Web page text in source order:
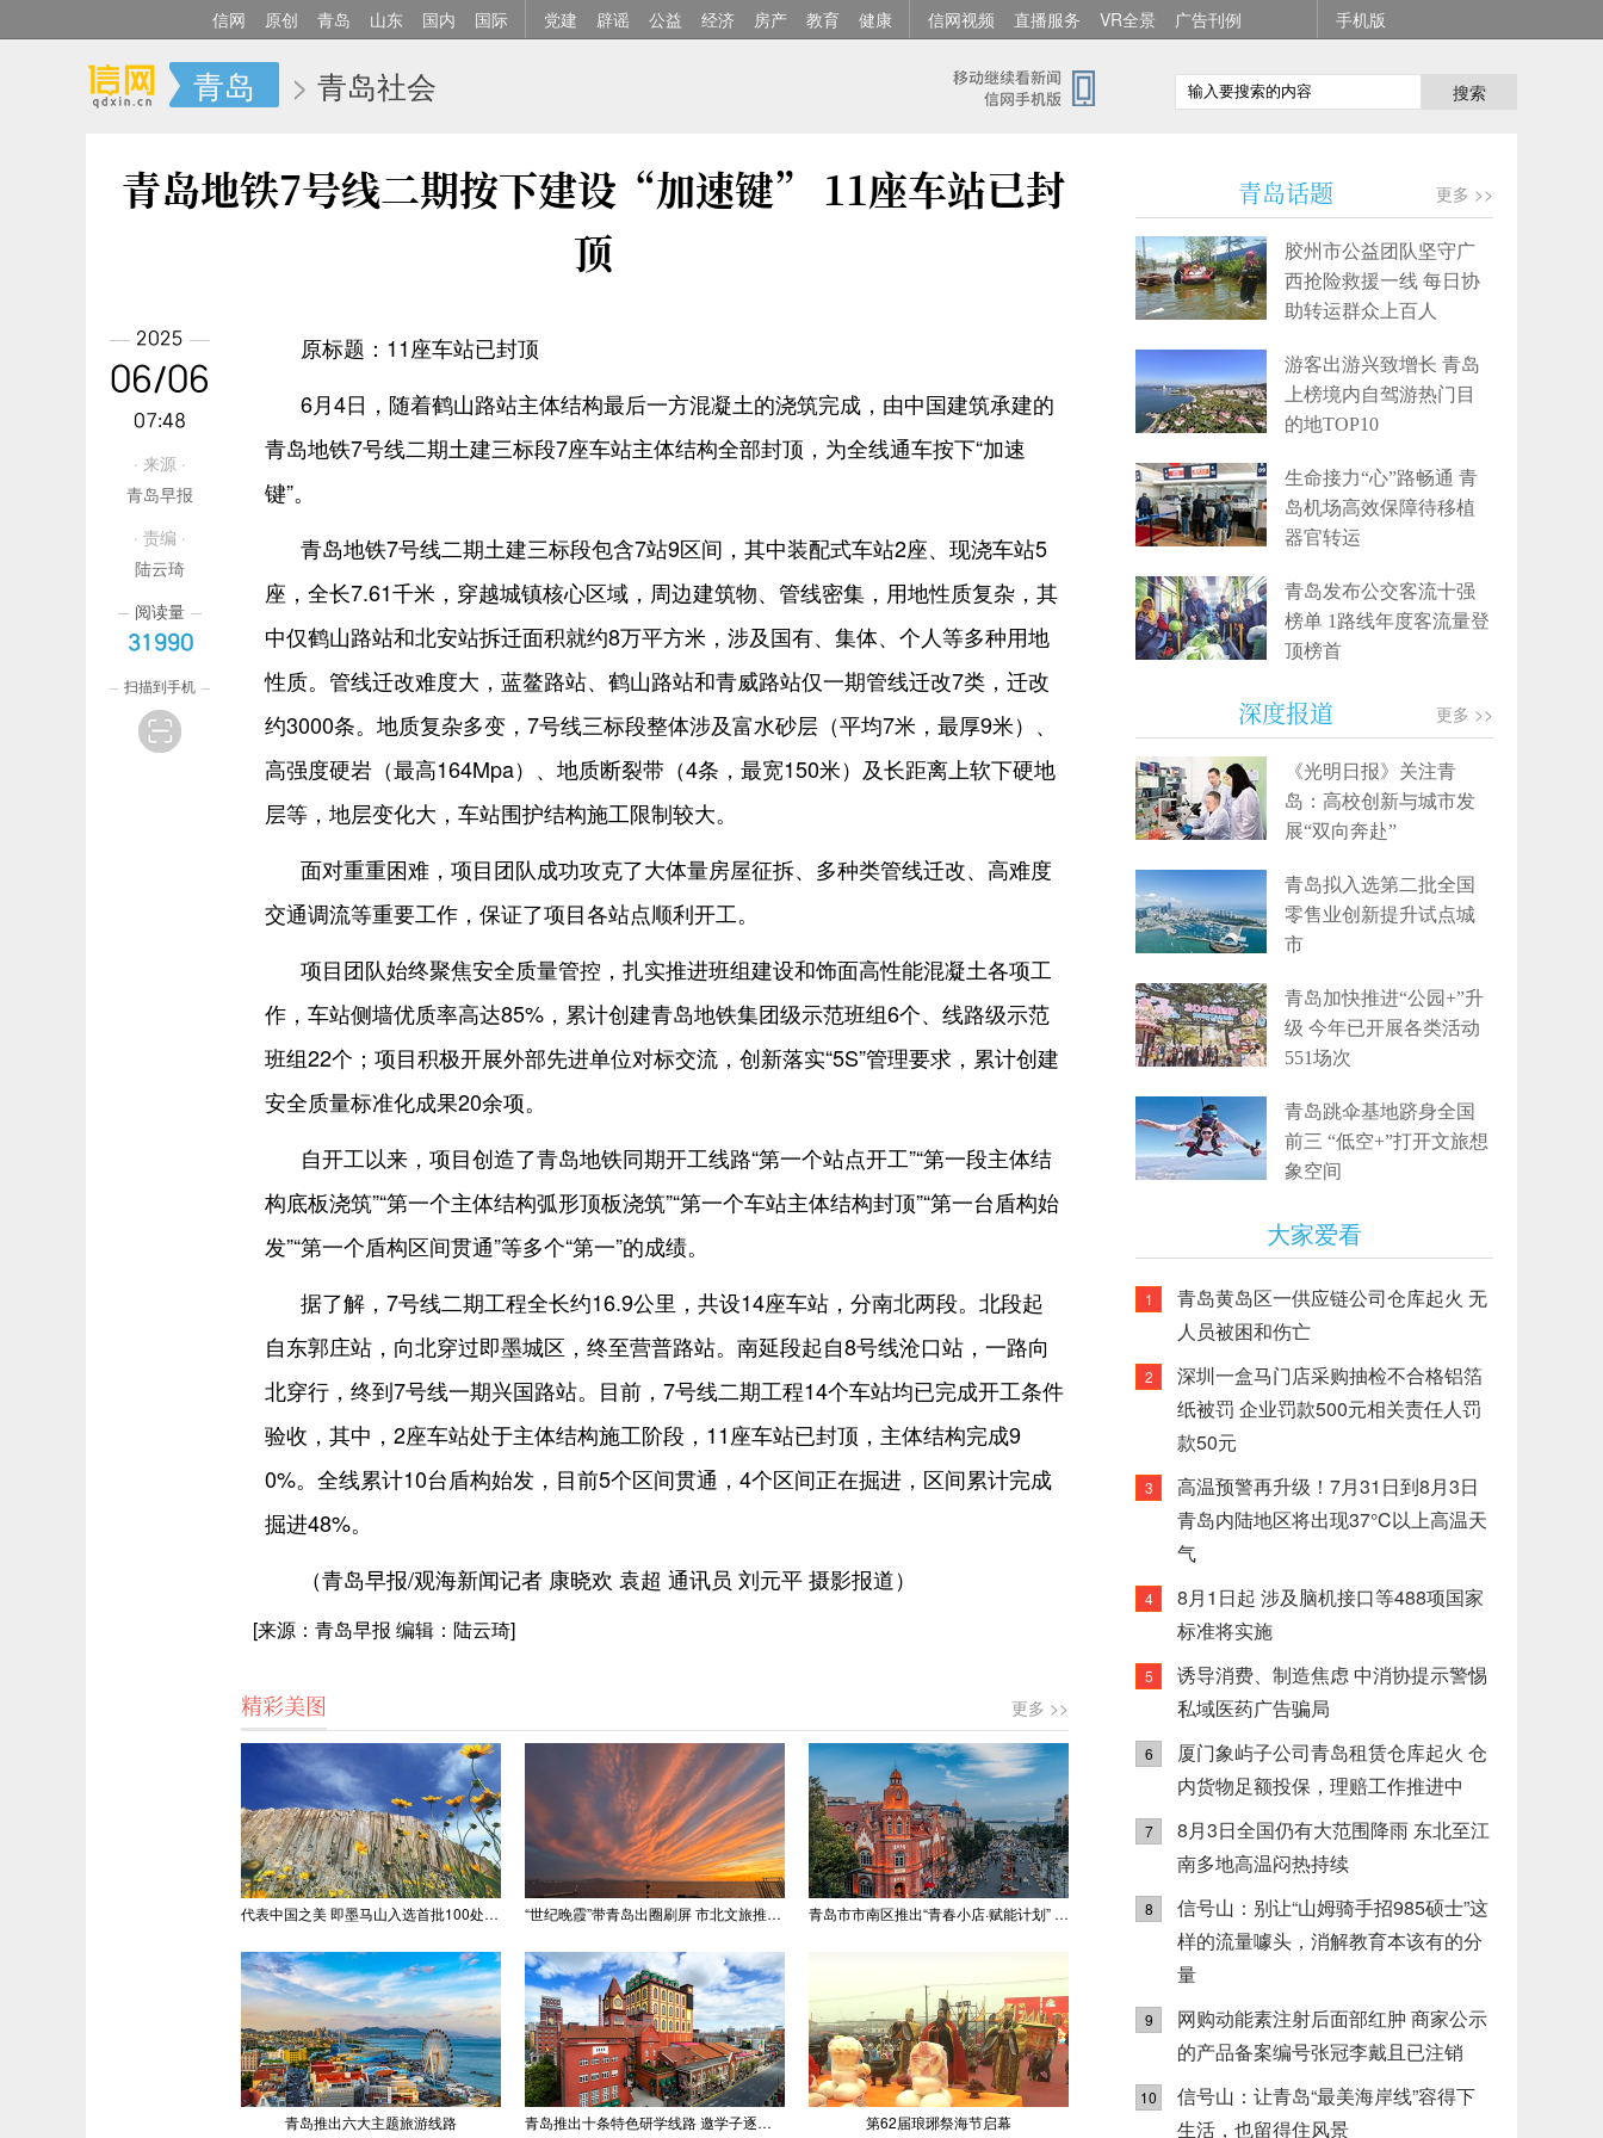
信网 原创 青岛 山东 国内 国际 党建 辟谣 公益 经济 房产 教育 健康 信网视频 直播服务 VR全景 广告刊例 手机版
青岛 > 青岛社会 搜索
青岛地铁7号线二期按下建设“加速键” 11座车站已封
顶
原标题：11座车站已封顶
6月4日，随着鹤山路站主体结构最后一方混凝土的浇筑完成，由中国建筑承建的
青岛地铁7号线二期土建三标段7座车站主体结构全部封顶，为全线通车按下“加速
键”。
青岛地铁7号线二期土建三标段包含7站9区间，其中装配式车站2座、现浇车站5
座，全长7.61千米，穿越城镇核心区域，周边建筑物、管线密集，用地性质复杂，其
中仅鹤山路站和北安站拆迁面积就约8万平方米，涉及国有、集体、个人等多种用地
性质。管线迁改难度大，蓝鳌路站、鹤山路站和青威路站仅一期管线迁改7类，迁改
约3000条。地质复杂多变，7号线三标段整体涉及富水砂层（平均7米，最厚9米）、
高强度硬岩（最高164Mpa）、地质断裂带（4条，最宽150米）及长距离上软下硬地
层等，地层变化大，车站围护结构施工限制较大。
面对重重困难，项目团队成功攻克了大体量房屋征拆、多种类管线迁改、高难度
交通调流等重要工作，保证了项目各站点顺利开工。
项目团队始终聚焦安全质量管控，扎实推进班组建设和饰面高性能混凝土各项工
作，车站侧墙优质率高达85%，累计创建青岛地铁集团级示范班组6个、线路级示范
班组22个；项目积极开展外部先进单位对标交流，创新落实“5S”管理要求，累计创建
安全质量标准化成果20余项。
自开工以来，项目创造了青岛地铁同期开工线路“第一个站点开工”“第一段主体结
构底板浇筑”“第一个主体结构弧形顶板浇筑”“第一个车站主体结构封顶”“第一台盾构始
发”“第一个盾构区间贯通”等多个“第一”的成绩。
据了解，7号线二期工程全长约16.9公里，共设14座车站，分南北两段。北段起
自东郭庄站，向北穿过即墨城区，终至营普路站。南延段起自8号线沧口站，一路向
北穿行，终到7号线一期兴国路站。目前，7号线二期工程14个车站均已完成开工条件
验收，其中，2座车站处于主体结构施工阶段，11座车站已封顶，主体结构完成9
0%。全线累计10台盾构始发，目前5个区间贯通，4个区间正在掘进，区间累计完成
掘进48%。
（青岛早报/观海新闻记者 康晓欢 袁超 通讯员 刘元平 摄影报道）
[来源：青岛早报 编辑：陆云琦]
精彩美图 更多 >>
代表中国之美 即墨马山入选首批100处“美丽中国打卡点” “世纪晚霞”带青岛出圈刷屏 市北文旅推出精品线路 青岛市市南区推出“青春小店·赋能计划” 聚满青岛温情
青岛推出六大主题旅游线路 青岛推出十条特色研学线路 邀学子逐梦深蓝探知山海 第62届琅琊祭海节启幕
2025
06/06
07:48
· 来源 ·
青岛早报
· 责编 ·
陆云琦
阅读量
31990
扫描到手机
青岛话题 更多 >>
胶州市公益团队坚守广
西抢险救援一线 每日协
助转运群众上百人
游客出游兴致增长 青岛
上榜境内自驾游热门目
的地TOP10
生命接力“心”路畅通 青
岛机场高效保障待移植
器官转运
青岛发布公交客流十强
榜单 1路线年度客流量登
顶榜首
深度报道 更多 >>
《光明日报》关注青
岛：高校创新与城市发
展“双向奔赴”
青岛拟入选第二批全国
零售业创新提升试点城
市
青岛加快推进“公园+”升
级 今年已开展各类活动
551场次
青岛跳伞基地跻身全国
前三 “低空+”打开文旅想
象空间
大家爱看
1
青岛黄岛区一供应链公司仓库起火 无
人员被困和伤亡
2
深圳一盒马门店采购抽检不合格铝箔
纸被罚 企业罚款500元相关责任人罚
款50元
3
高温预警再升级！7月31日到8月3日
青岛内陆地区将出现37°C以上高温天
气
4
8月1日起 涉及脑机接口等488项国家
标准将实施
5
诱导消费、制造焦虑 中消协提示警惕
私域医药广告骗局
6
厦门象屿子公司青岛租赁仓库起火 仓
内货物足额投保，理赔工作推进中
7
8月3日全国仍有大范围降雨 东北至江
南多地高温闷热持续
8
信号山：别让“山姆骑手招985硕士”这
样的流量噱头，消解教育本该有的分
量
9
网购动能素注射后面部红肿 商家公示
的产品备案编号张冠李戴且已注销
10
信号山：让青岛“最美海岸线”容得下
生活，也留得住风景